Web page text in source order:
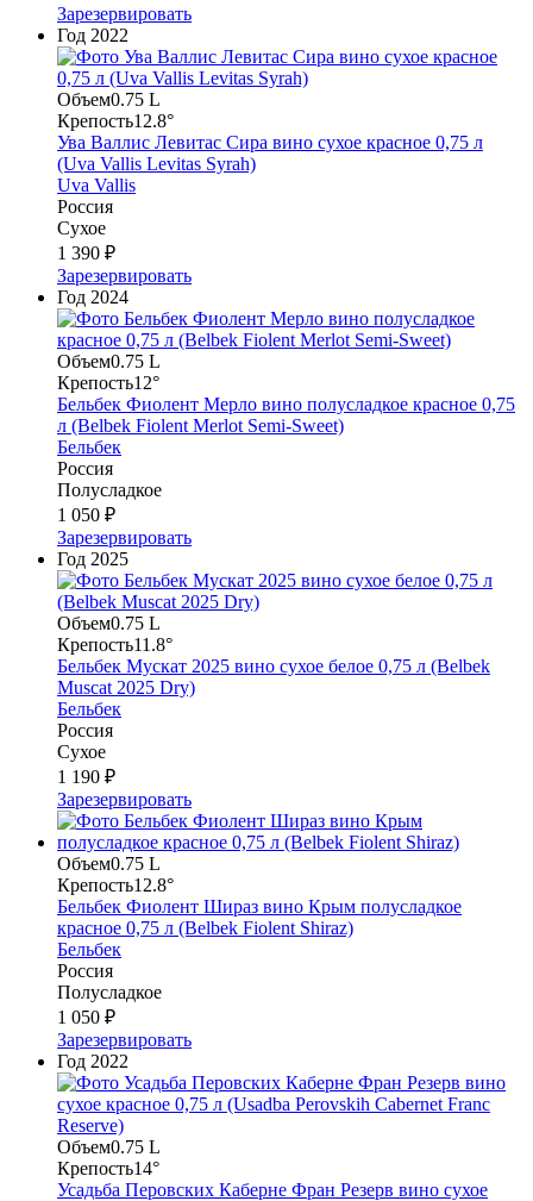
Зарезервировать
Год 2022
Объем0.75 L
Крепость12.8°
Ува Валлис Левитас Сира вино сухое красное 0,75 л
(Uva Vallis Levitas Syrah)
Uva Vallis
Россия
Сухое
1 390 ₽
Зарезервировать
Год 2024
Объем0.75 L
Крепость12°
Бельбек Фиолент Мерло вино полусладкое красное 0,75
л (Belbek Fiolent Merlot Semi-Sweet)
Бельбек
Россия
Полусладкое
1 050 ₽
Зарезервировать
Год 2025
Объем0.75 L
Крепость11.8°
Бельбек Мускат 2025 вино сухое белое 0,75 л (Belbek
Muscat 2025 Dry)
Бельбек
Россия
Сухое
1 190 ₽
Зарезервировать
Объем0.75 L
Крепость12.8°
Бельбек Фиолент Шираз вино Крым полусладкое
красное 0,75 л (Belbek Fiolent Shiraz)
Бельбек
Россия
Полусладкое
1 050 ₽
Зарезервировать
Год 2022
Объем0.75 L
Крепость14°
Усадьба Перовских Каберне Фран Резерв вино сухое